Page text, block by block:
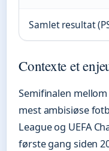
Samlet resultat
Contexte et
Semifinalen
mest ambisiøse
League og UEFA
første gang siden